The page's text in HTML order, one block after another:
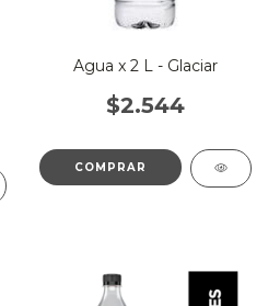
Agua x 2 L - Glaciar
$2.544